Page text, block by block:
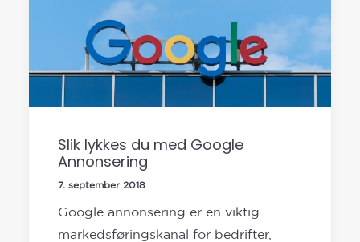
Slik lykkes du med Google
Annonsering
7. september 2018
Google annonsering er en viktig
markedsføringskanal for bedrifter,